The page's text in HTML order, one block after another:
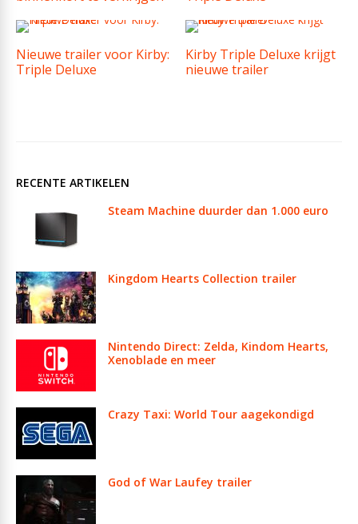
Nieuwe trailer voor Kirby:
Triple Deluxe
Kirby Triple Deluxe krijgt
nieuwe trailer
RECENTE ARTIKELEN
Steam Machine duurder dan 1.000 euro
Kingdom Hearts Collection trailer
Nintendo Direct: Zelda, Kindom Hearts,
Xenoblade en meer
Crazy Taxi: World Tour aagekondigd
God of War Laufey trailer